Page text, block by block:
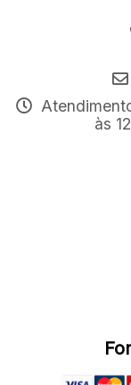
às